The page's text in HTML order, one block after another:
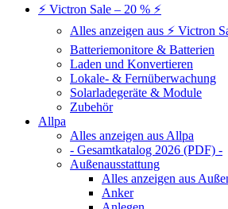
⚡ Victron Sale – 20 % ⚡
Alles anzeigen aus ⚡ Victron
Batteriemonitore & Batterien
Laden und Konvertieren
Lokale- & Fernüberwachung
Solarladegeräte & Module
Zubehör
Allpa
Alles anzeigen aus Allpa
- Gesamtkatalog 2026 (PDF) -
Außenausstattung
Alles anzeigen aus
Anker